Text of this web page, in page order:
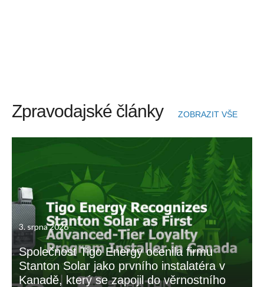
Zpravodajské články ZOBRAZIT VŠE
3. srpna 2026
Společnost Tigo Energy ocenila firmu
Stanton Solar jako prvního instalatéra v
Kanadě, který se zapojil do věrnostního